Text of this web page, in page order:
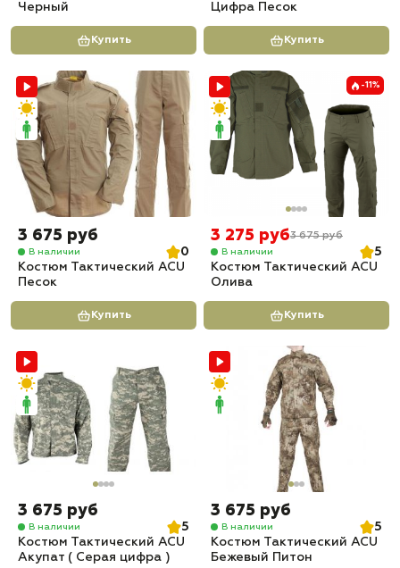
Черный
Купить
Цифра Песок
Купить
3 675 руб
В наличии
0
Костюм Тактический ACU
Песок
Купить
-11%
3 275 руб3 675 руб
В наличии
5
Костюм Тактический ACU
Олива
Купить
3 675 руб
В наличии
5
Костюм Тактический ACU
Акупат ( Серая цифра )
3 675 руб
В наличии
5
Костюм Тактический ACU
Бежевый Питон